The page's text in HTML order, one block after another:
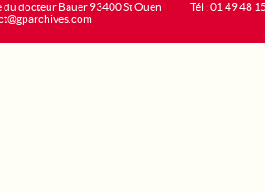
du docteur Bauer 93400 St Ouen
Tél : 01 49 48